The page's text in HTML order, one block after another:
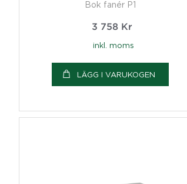
Bok fanér P1
3 758 Kr
inkl. moms
LÄGG I VARUKOGEN